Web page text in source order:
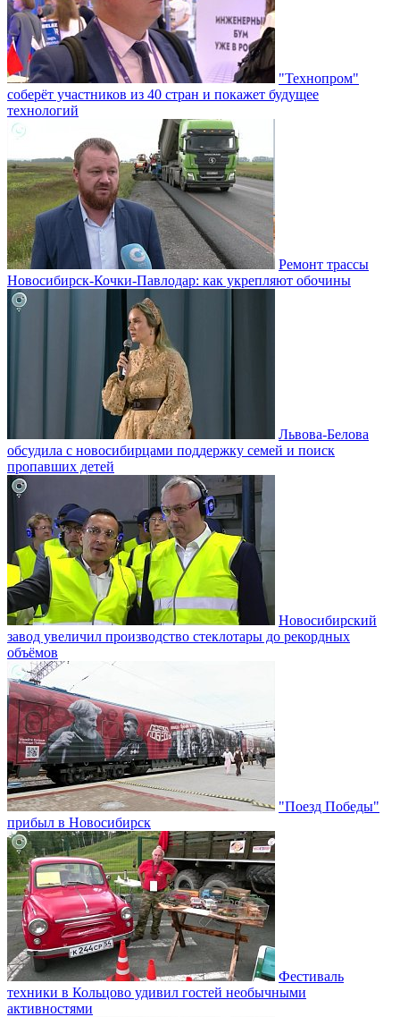
"Технопром"
соберёт участников из 40 стран и покажет будущее
технологий
Ремонт трассы
Новосибирск-Кочки-Павлодар: как укрепляют обочины
Львова-Белова
обсудила с новосибирцами поддержку семей и поиск
пропавших детей
Новосибирский
завод увеличил производство стеклотары до рекордных
объёмов
"Поезд Победы"
прибыл в Новосибирск
Фестиваль
техники в Кольцово удивил гостей необычными
активностями